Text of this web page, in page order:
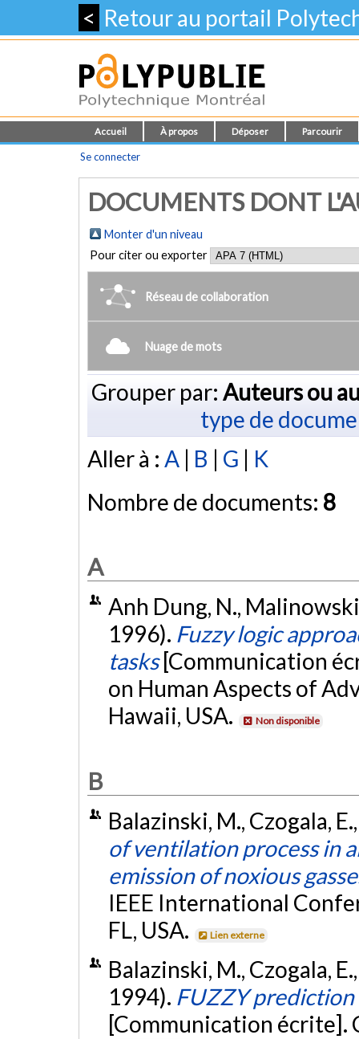
< Retour au portail
Accueil À propos Déposer Parcourir
Se connecter
DOCUMENTS DONT
Monter d'un niveau
Pour citer ou exporter
Réseau de collaboration
Nuage de mots
Grouper par: Auteurs ou
type de
Aller à : A | B | G | K
Nombre de documents: 8
A
Anh Dung, N.,
1996). Fuzzy logic
tasks [Communication
on Human Aspects of
Hawaii, USA.
Non disponible
B
Balazinski, M., Czogala,
of ventilation process in
emission of noxious
IEEE International
FL, USA.
Lien externe
Balazinski, M., Czogala,
1994). FUZZY
[Communication écrite].